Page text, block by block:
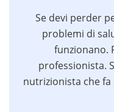
Se devi perder
problemi di
funzionano.
professionista.
nutrizionista che